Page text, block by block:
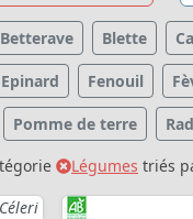
Betterave Blette
Epinard Fenouil
Pomme de terre
Légumes triés
Céleri